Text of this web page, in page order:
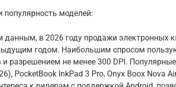
популярность моделей:
данным, в 2026 году продажи электронных
годом. Наибольшим спросом
разрешением не менее 300 DPI.
PocketBook InkPad 3 Pro, Onyx Boox Nova